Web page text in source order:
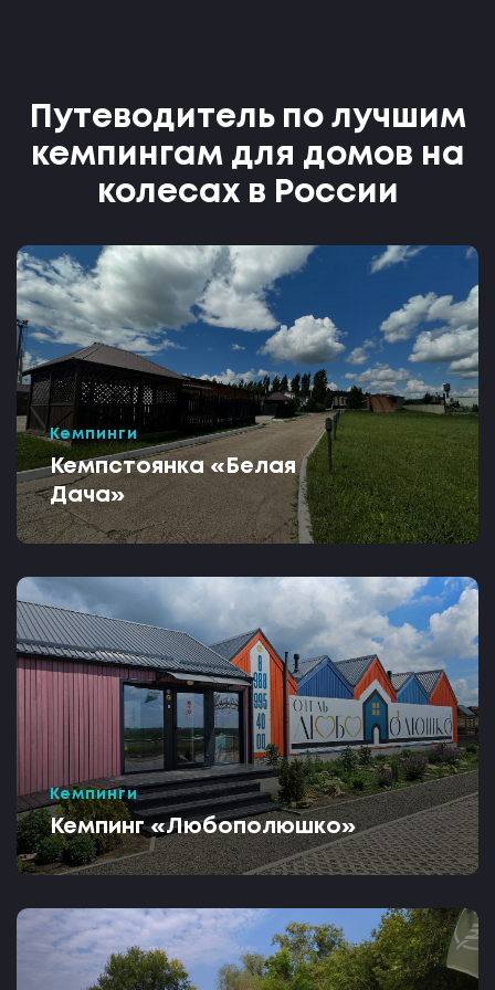
Путеводитель по лучшим
кемпингам для домов на
колесах в России
Кемпинги
Кемпстоянка «Белая
Дача»
Кемпинги
Кемпинг «Любополюшко»